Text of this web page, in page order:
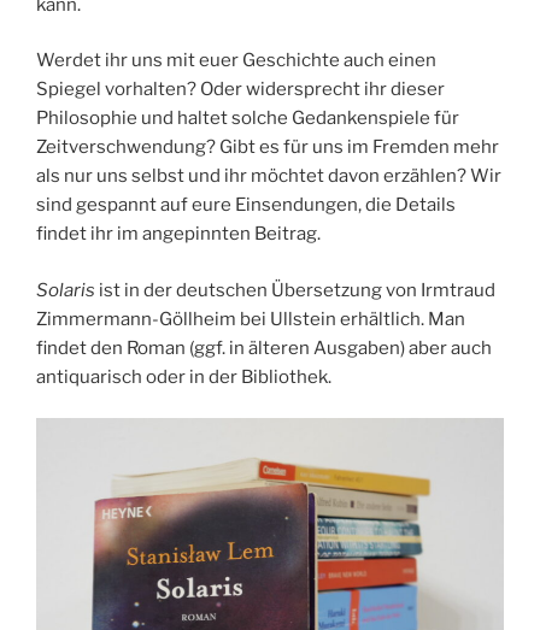
kann.
Werdet ihr uns mit euer Geschichte auch einen
Spiegel vorhalten? Oder widersprecht ihr dieser
Philosophie und haltet solche Gedankenspiele für
Zeitverschwendung? Gibt es für uns im Fremden mehr
als nur uns selbst und ihr möchtet davon erzählen? Wir
sind gespannt auf eure Einsendungen, die Details
findet ihr im angepinnten Beitrag.
Solaris ist in der deutschen Übersetzung von Irmtraud
Zimmermann-Göllheim bei Ullstein erhältlich. Man
findet den Roman (ggf. in älteren Ausgaben) aber auch
antiquarisch oder in der Bibliothek.